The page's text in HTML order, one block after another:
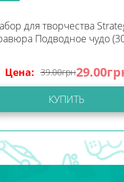
для творчества
Подводное чудо
Цена: 39.00грн29.00
КУПИТЬ